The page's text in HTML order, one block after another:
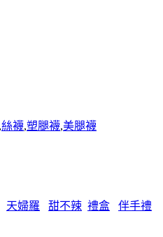
,絲襪,塑腿襪,美腿襪
天婦羅 甜不辣 禮盒
伴手禮